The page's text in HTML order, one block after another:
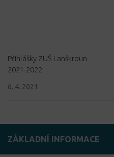
Přihlášky ZUŠ Lanškroun
2021-2022
6. 4. 2021
ZÁKLADNÍ INFORMACE